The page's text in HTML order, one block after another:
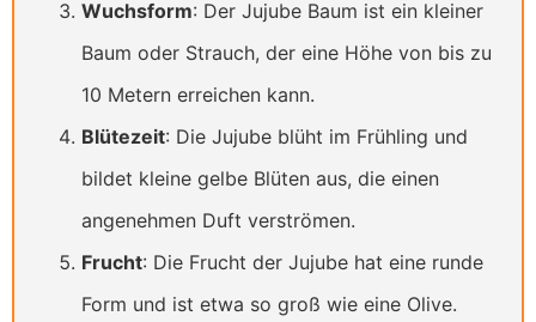
Wuchsform: Der Jujube Baum ist ein kleiner
Baum oder Strauch, der eine Höhe von bis zu
10 Metern erreichen kann.
Blütezeit: Die Jujube blüht im Frühling und
bildet kleine gelbe Blüten aus, die einen
angenehmen Duft verströmen.
Frucht: Die Frucht der Jujube hat eine runde
Form und ist etwa so groß wie eine Olive.